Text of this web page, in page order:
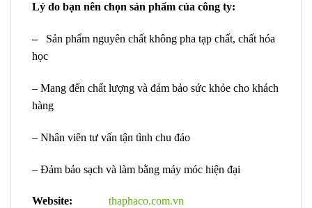
Lý do bạn nên chọn sản phẩm của công ty:
– Sản phẩm nguyên chất không pha tạp chất, chất hóa
học
– Mang đến chất lượng và đảm bảo sức khỏe cho khách
hàng
– Nhân viên tư vấn tận tình chu đáo
– Đảm bảo sạch và làm bằng máy móc hiện đại
Website: thaphaco.com.vn